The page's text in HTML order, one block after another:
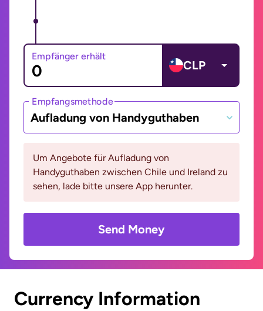
Empfänger erhält
CLP
Empfangsmethode
Aufladung von Handyguthaben
Um Angebote für Aufladung von
Handyguthaben zwischen Chile und Ireland zu
sehen, lade bitte unsere App herunter.
Send Money
Currency Information